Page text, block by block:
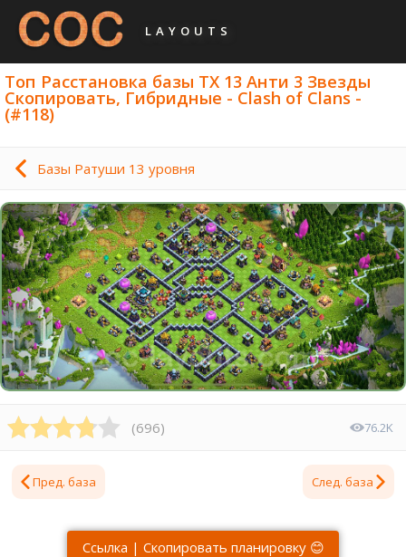
LAYOUTS
Топ Расстановка базы ТХ 13 Анти 3 Звезды
Скопировать, Гибридные - Clash of Clans -
(#118)
Базы Ратуши 13 уровня
(696) 76.2K
Пред. база След. база
Ссылка | Скопировать планировку 😊